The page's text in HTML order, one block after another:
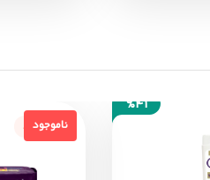
%41
ناموجود
ناموجود